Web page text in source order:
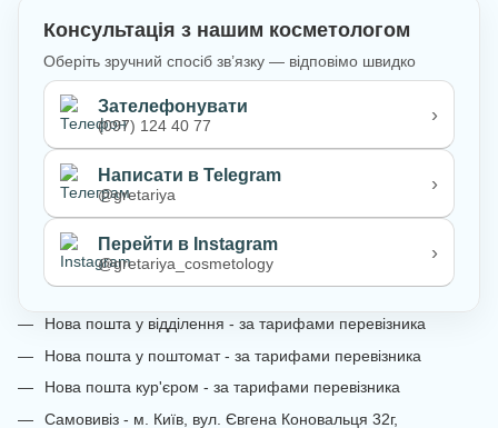
Консультація з нашим косметологом
Оберіть зручний спосіб зв’язку — відповімо швидко
Зателефонувати
(097) 124 40 77 ›
Написати в Telegram
@gretariya ›
Перейти в Instagram
@gretariya_cosmetology ›
Нова пошта у відділення - за тарифами перевізника
Нова пошта у поштомат - за тарифами перевізника
Нова пошта кур'єром - за тарифами перевізника
Самовивіз - м. Київ, вул. Євгена Коновальця 32г,